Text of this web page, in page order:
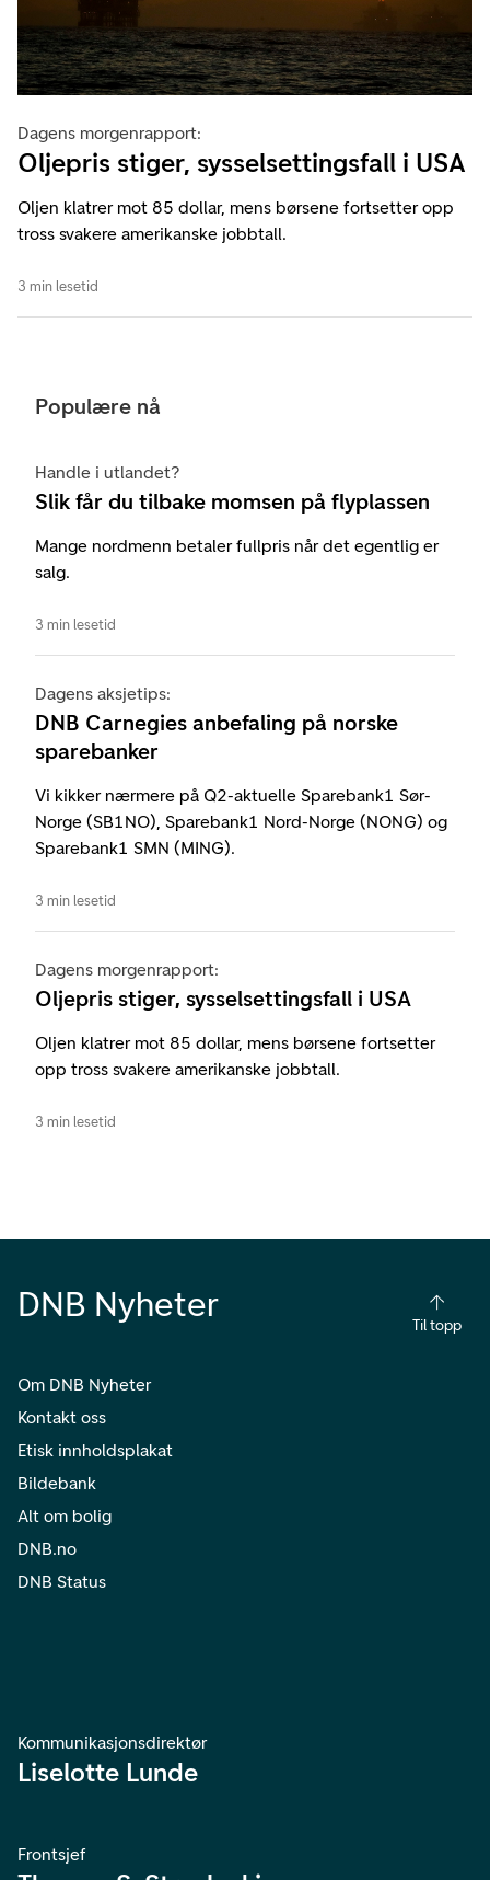
Dagens morgenrapport:
Oljepris stiger, sysselsettingsfall i USA
Oljen klatrer mot 85 dollar, mens børsene fortsetter opp
tross svakere amerikanske jobbtall.
3 min lesetid
Populære nå
Handle i utlandet?
Slik får du tilbake momsen på flyplassen
Mange nordmenn betaler fullpris når det egentlig er
salg.
3 min lesetid
Dagens aksjetips:
DNB Carnegies anbefaling på norske
sparebanker
Vi kikker nærmere på Q2-aktuelle Sparebank1 Sør-
Norge (SB1NO), Sparebank1 Nord-Norge (NONG) og
Sparebank1 SMN (MING).
3 min lesetid
Dagens morgenrapport:
Oljepris stiger, sysselsettingsfall i USA
Oljen klatrer mot 85 dollar, mens børsene fortsetter
opp tross svakere amerikanske jobbtall.
3 min lesetid
DNB Nyheter
Til topp
Om DNB Nyheter
Kontakt oss
Etisk innholdsplakat
Bildebank
Alt om bolig
DNB.no
DNB Status
Kommunikasjonsdirektør
Liselotte Lunde
Frontsjef